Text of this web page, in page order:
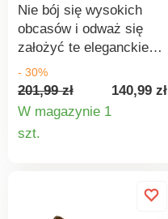
Nie bój się wysokich
obcasów i odważ się
założyć te eleganckie
sandały! Srebrny efekt
zamszu. Rozciągliwy
pasek z metalowymi
oczkami na pięcie.
Wokół kostki szeroka
- 30%
201,99 zł
140,99 zł
W magazynie 1
szt.